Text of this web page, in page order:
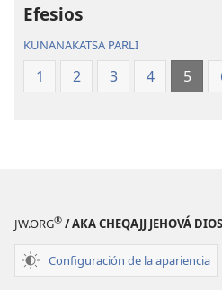
Efesios
KUNANAKATSA PARLI
1 2 3 4 5
JW.ORG® / AKA CHEQAJJ JEHOVÁ
Configuración de la apariencia